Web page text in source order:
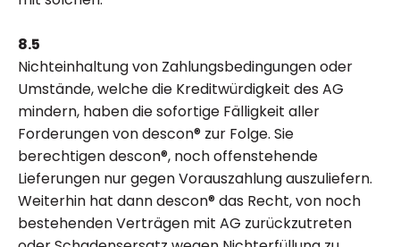
8.5
Nichteinhaltung von Zahlungsbedingungen oder
Umstände, welche die Kreditwürdigkeit des AG
mindern, haben die sofortige Fälligkeit aller
Forderungen von descon® zur Folge. Sie
berechtigen descon®, noch offenstehende
Lieferungen nur gegen Vorauszahlung auszuliefern.
Weiterhin hat dann descon® das Recht, von noch
bestehenden Verträgen mit AG zurückzutreten